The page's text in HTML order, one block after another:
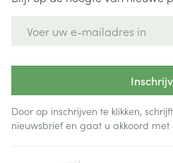
Door op inschrijven te klikken,
nieuwsbrief en gaat u akkoord met